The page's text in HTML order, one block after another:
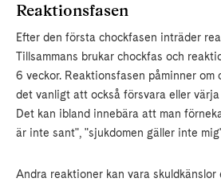
Reaktionsfasen
Efter den första chockfasen inträder
Tillsammans brukar chockfas och
6 veckor. Reaktionsfasen påminner om
det vanligt att också försvara eller
Det kan ibland innebära att man
är inte sant", "sjukdomen gäller inte
Andra reaktioner kan vara